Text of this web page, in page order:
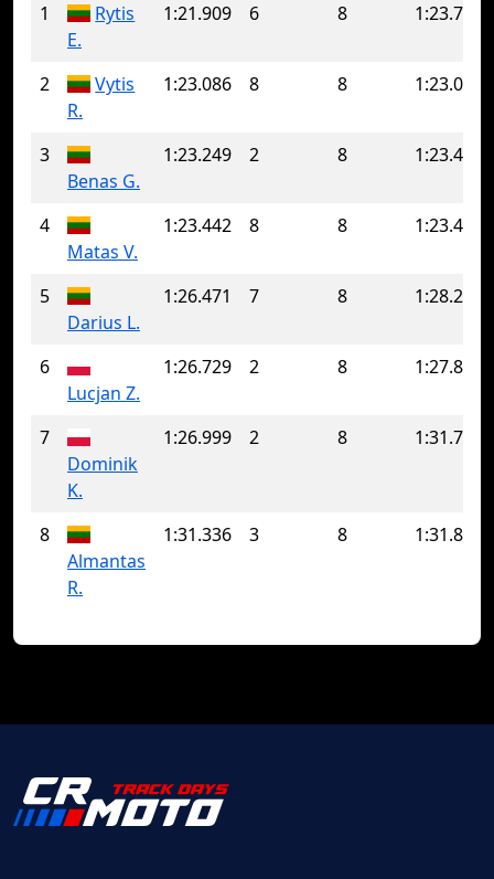
1
Rytis
E.
1:21.909 6 8 1:23.734
2
Vytis
R.
1:23.086 8 8 1:23.086
3
Benas G.
1:23.249 2 8 1:23.475
4
Matas V.
1:23.442 8 8 1:23.442
5
Darius L.
1:26.471 7 8 1:28.271
6
Lucjan Z.
1:26.729 2 8 1:27.896
7
Dominik
K.
1:26.999 2 8 1:31.797
8
Almantas
R.
1:31.336 3 8 1:31.832